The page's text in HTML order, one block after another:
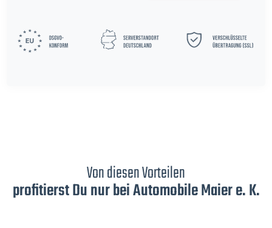
Von diesen Vorteilen
profitierst Du nur bei Automobile Maier e. K.